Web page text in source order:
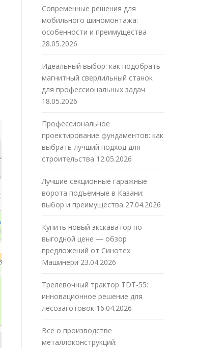
Современные решения для
мобильного шиномонтажа:
особенности и преимущества
28.05.2026
Идеальный выбор: как подобрать
магнитный сверлильный станок
для профессиональных задач
18.05.2026
Профессиональное
проектирование фундаментов: как
выбрать лучший подход для
строительства 12.05.2026
Лучшие секционные гаражные
ворота подъемные в Казани:
выбор и преимущества 27.04.2026
Купить новый экскаватор по
выгодной цене — обзор
предложений от Синотех
Машинери 23.04.2026
Трелевочный трактор TDT-55:
инновационное решение для
лесозаготовок 16.04.2026
Все о производстве
металлоконструкций: